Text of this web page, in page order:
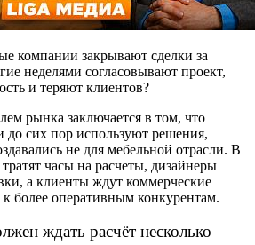
компании закрывают сделки за
неделями согласовывают проект,
и теряют клиентов?
рынка заключается в том, что
до сих пор используют решения,
не для мебельной отрасли. В
часы на расчеты, дизайнеры
а клиенты ждут коммерческие
более оперативным конкурентам.
ждать расчёт несколько